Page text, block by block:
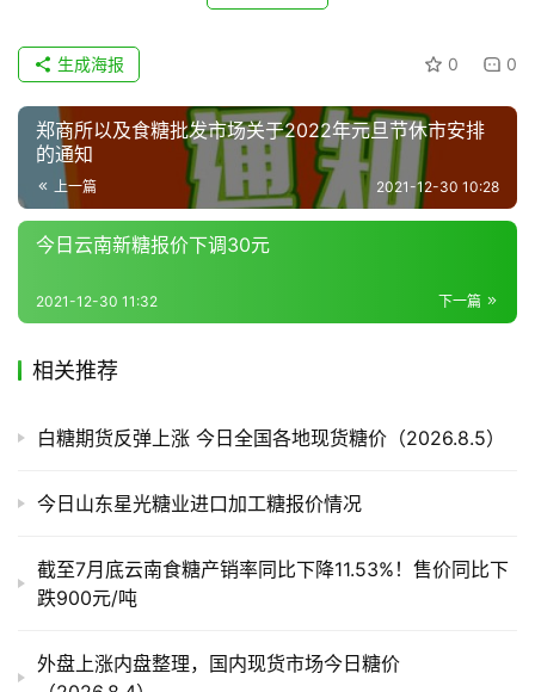
区
频
道
业
产
销
运
0 0
生成海报
郑商所以及食糖批发市场关于2022年元旦节休市安排
的通知
上一篇 2021-12-30 10:28
今日云南新糖报价下调30元
下一篇
2021-12-30 11:32
相关推荐
白糖期货反弹上涨 今日全国各地现货糖价（2026.8.5）
今日山东星光糖业进口加工糖报价情况
截至7月底云南食糖产销率同比下降11.53%！售价同比下
跌900元/吨
外盘上涨内盘整理，国内现货市场今日糖价